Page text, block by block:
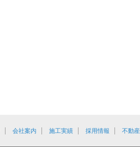
会社案内 施工実績 採用情報 不動